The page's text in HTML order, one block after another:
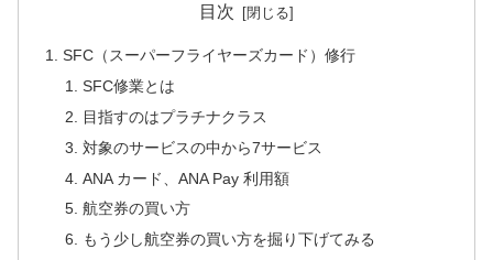
目次
SFC（スーパーフライヤーズカード）修行
SFC修業とは
目指すのはプラチナクラス
対象のサービスの中から7サービス
ANA カード、ANA Pay 利用額
航空券の買い方
もう少し航空券の買い方を掘り下げてみる